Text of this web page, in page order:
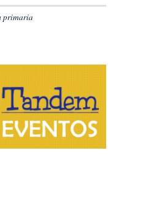
primaria